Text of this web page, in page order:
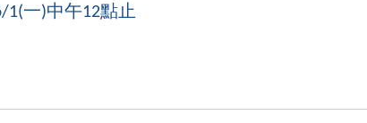
1(一)中午12點止